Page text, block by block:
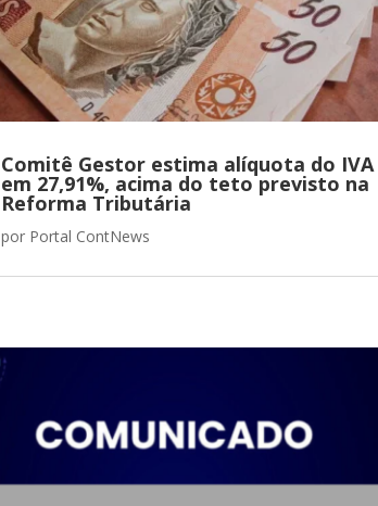
Comitê Gestor estima alíquota do IVA
em 27,91%, acima do teto previsto na
Reforma Tributária
por Portal ContNews